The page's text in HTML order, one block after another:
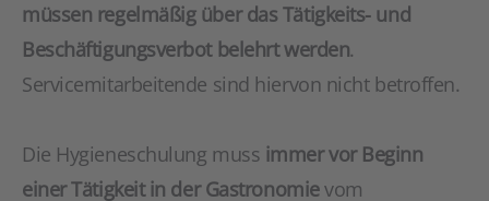
müssen regelmäßig über das Tätigkeits- und
Beschäftigungsverbot belehrt werden.
Servicemitarbeitende sind hiervon nicht betroffen.
Die Hygieneschulung muss immer vor Beginn
einer Tätigkeit in der Gastronomievom